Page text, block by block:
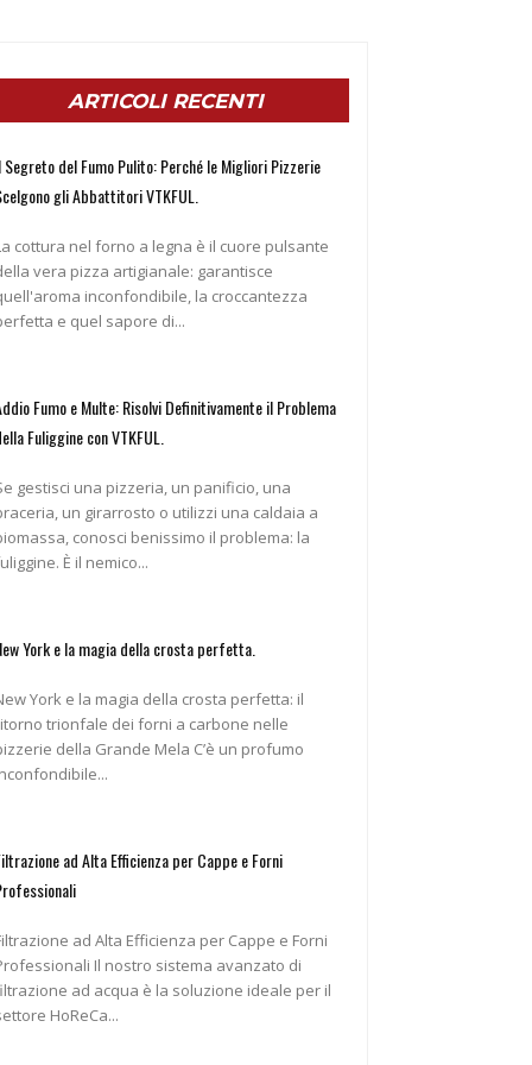
ARTICOLI RECENTI
Segreto del Fumo Pulito: Perché le Migliori Pizzerie
gli Abbattitori VTKFUL.
cottura nel forno a legna è il cuore pulsante
vera pizza artigianale: garantisce
inconfondibile, la croccantezza
e quel sapore di...
Fumo e Multe: Risolvi Definitivamente il Problema
Fuliggine con VTKFUL.
gestisci una pizzeria, un panificio, una
un girarrosto o utilizzi una caldaia a
conosci benissimo il problema: la
fuliggine. È il nemico...
York e la magia della crosta perfetta.
York e la magia della crosta perfetta: il
trionfale dei forni a carbone nelle
della Grande Mela C’è un profumo
ad Alta Efficienza per Cappe e Forni
ad Alta Efficienza per Cappe e Forni
Il nostro sistema avanzato di
ad acqua è la soluzione ideale per il
HoReCa...